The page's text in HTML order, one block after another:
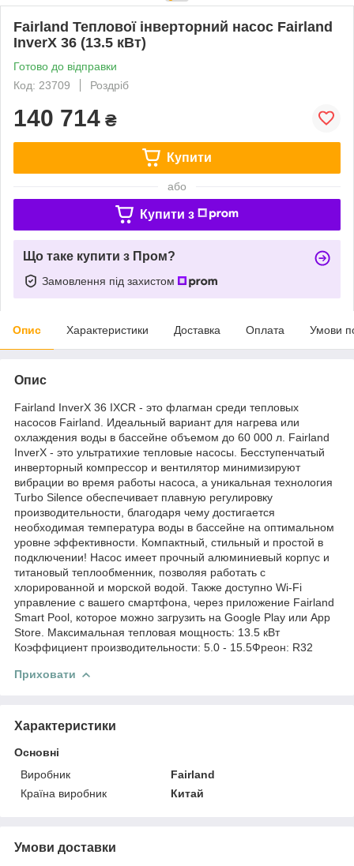
Fairland Теплової інверторний насос Fairland
InverX 36 (13.5 кВт)
Готово до відправки
Код: 23709
Роздріб
140 714 ₴
Купити
або
Купити з
Що таке купити з Пром?
Замовлення під захистом
Опис Характеристики Доставка Оплата Умови
Опис
Fairland InverX 36 IXCR - это флагман среди тепловых
насосов Fairland. Идеальный вариант для нагрева или
охлаждения воды в бассейне объемом до 60 000 л. Fairland
InverX - это ультратихие тепловые насосы. Бесступенчатый
инверторный компрессор и вентилятор минимизируют
вибрации во время работы насоса, а уникальная технология
Turbo Silence обеспечивает плавную регулировку
производительности, благодаря чему достигается
необходимая температура воды в бассейне на оптимальном
уровне эффективности. Компактный, стильный и простой в
подключении! Насос имеет прочный алюминиевый корпус и
титановый теплообменник, позволяя работать с
хлорированной и морской водой. Также доступно Wi-Fi
управление с вашего смартфона, через приложение Fairland
Smart Pool, которое можно загрузить на Google Play или App
Store. Максимальная тепловая мощность: 13.5 кВт
Коэффициент производительности: 5.0 - 15.5Фреон: R32
Приховати
Характеристики
Основні
Виробник
Fairland
Країна виробник
Китай
Умови доставки